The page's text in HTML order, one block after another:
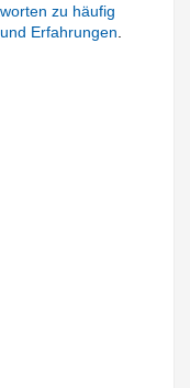
zu häufig
Erfahrungen